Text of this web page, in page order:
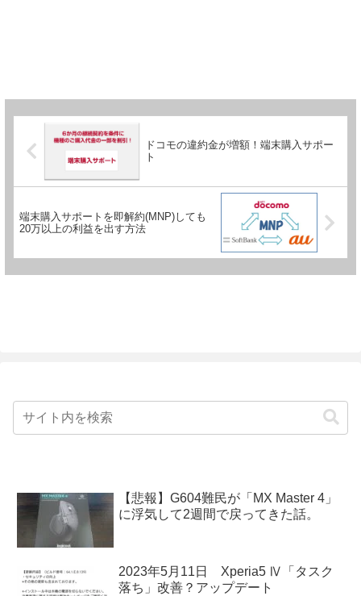
ドコモの違約金が増額！端末購入サポー
ト
端末購入サポートを即解約(MNP)しても
20万以上の利益を出す方法
【悲報】G604難民が「MX Master 4」
に浮気して2週間で戻ってきた話。
2023年5月11日 Xperia5 Ⅳ「タスク
落ち」改善？アップデート